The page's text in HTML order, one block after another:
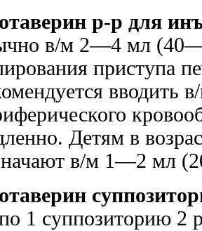
р-р для
в/м 2—4 мл
приступа
вводить
Детям в
в/м 1—2 мл
1 суппозиторию 2